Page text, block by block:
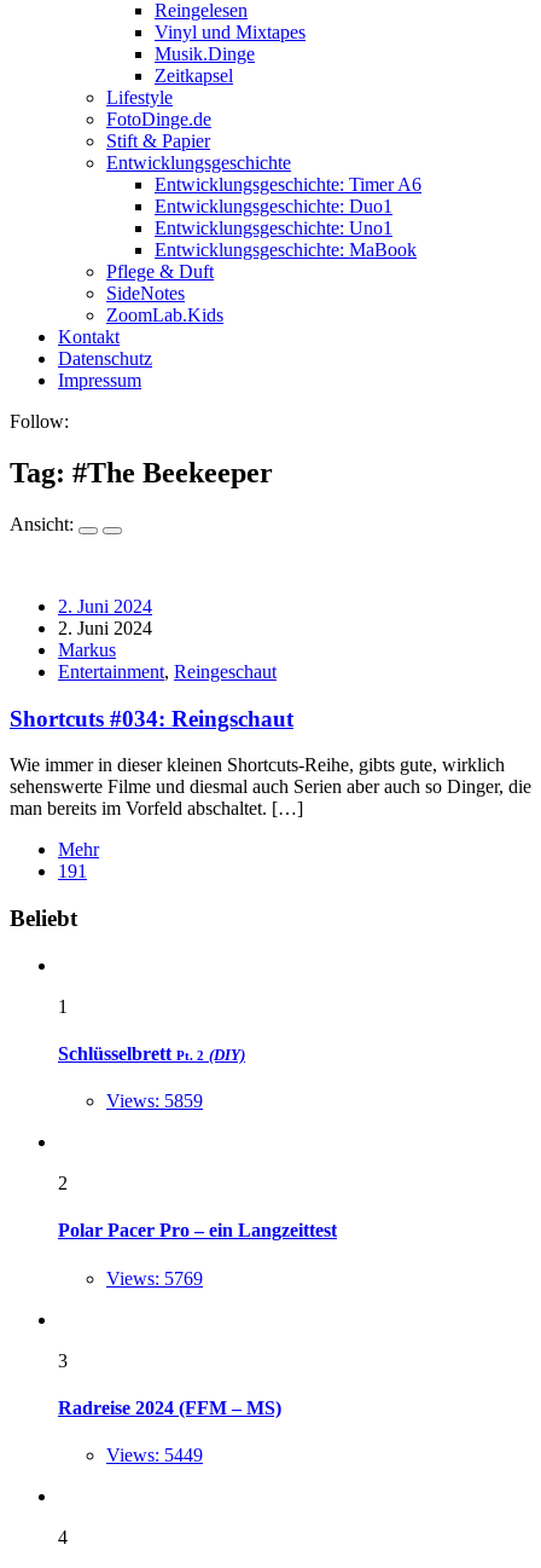
Reingelesen
Vinyl und Mixtapes
Musik.Dinge
Zeitkapsel
Lifestyle
FotoDinge.de
Stift & Papier
Entwicklungsgeschichte
Entwicklungsgeschichte: Timer A6
Entwicklungsgeschichte: Duo1
Entwicklungsgeschichte: Uno1
Entwicklungsgeschichte: MaBook
Pflege & Duft
SideNotes
ZoomLab.Kids
Kontakt
Datenschutz
Impressum
Follow:
Tag: #The Beekeeper
Ansicht:
2. Juni 2024
2. Juni 2024
Markus
Entertainment, Reingeschaut
Shortcuts #034: Reingschaut
Wie immer in dieser kleinen Shortcuts-Reihe, gibts gute, wirklich
sehenswerte Filme und diesmal auch Serien aber auch so Dinger, die
man bereits im Vorfeld abschaltet. […]
Mehr
191
Widgets
Beliebt
1
Schlüsselbrett Pt. 2 (DIY)
Views: 5859
2
Polar Pacer Pro – ein Langzeittest
Views: 5769
3
Radreise 2024 (FFM – MS)
Views: 5449
4